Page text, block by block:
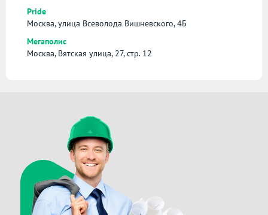
Pride
Москва, улица Всеволода Вишневского, 4Б
Мегаполис
Москва, Вятская улица, 27, стр. 12